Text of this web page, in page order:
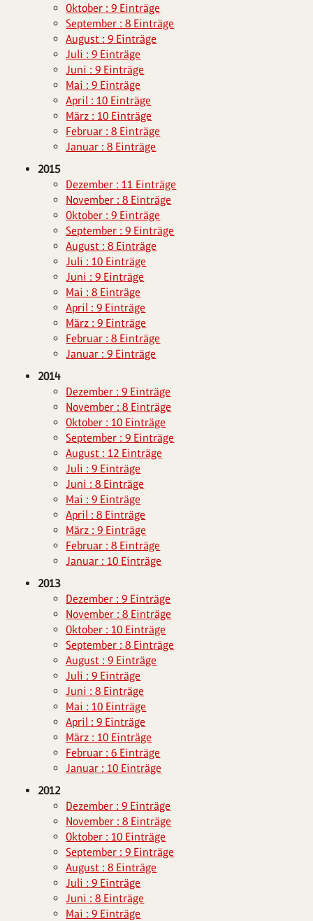
Oktober : 9 Einträge
September : 8 Einträge
August : 9 Einträge
Juli : 9 Einträge
Juni : 9 Einträge
Mai : 9 Einträge
April : 10 Einträge
März : 10 Einträge
Februar : 8 Einträge
Januar : 8 Einträge
2015
Dezember : 11 Einträge
November : 8 Einträge
Oktober : 9 Einträge
September : 9 Einträge
August : 8 Einträge
Juli : 10 Einträge
Juni : 9 Einträge
Mai : 8 Einträge
April : 9 Einträge
März : 9 Einträge
Februar : 8 Einträge
Januar : 9 Einträge
2014
Dezember : 9 Einträge
November : 8 Einträge
Oktober : 10 Einträge
September : 9 Einträge
August : 12 Einträge
Juli : 9 Einträge
Juni : 8 Einträge
Mai : 9 Einträge
April : 8 Einträge
März : 9 Einträge
Februar : 8 Einträge
Januar : 10 Einträge
2013
Dezember : 9 Einträge
November : 8 Einträge
Oktober : 10 Einträge
September : 8 Einträge
August : 9 Einträge
Juli : 9 Einträge
Juni : 8 Einträge
Mai : 10 Einträge
April : 9 Einträge
März : 10 Einträge
Februar : 6 Einträge
Januar : 10 Einträge
2012
Dezember : 9 Einträge
November : 8 Einträge
Oktober : 10 Einträge
September : 9 Einträge
August : 8 Einträge
Juli : 9 Einträge
Juni : 8 Einträge
Mai : 9 Einträge